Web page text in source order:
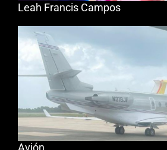
Leah Francis Campos
Avión